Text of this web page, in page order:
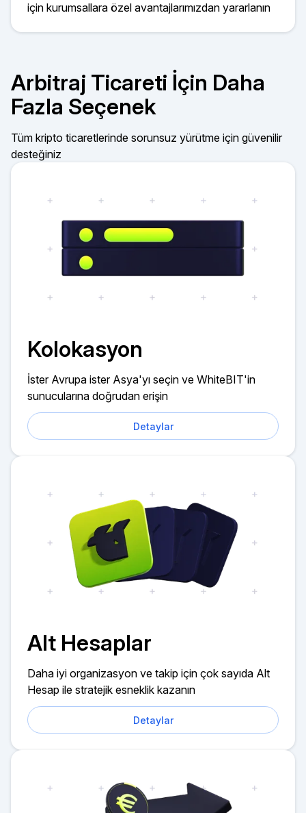
için kurumsallara özel avantajlarımızdan yararlanın
Arbitraj Ticareti İçin Daha
Fazla Seçenek
Tüm kripto ticaretlerinde sorunsuz yürütme için güvenilir
desteğiniz
Kolokasyon
İster Avrupa ister Asya'yı seçin ve WhiteBIT'in
sunucularına doğrudan erişin
Detaylar
Alt Hesaplar
Daha iyi organizasyon ve takip için çok sayıda Alt
Hesap ile stratejik esneklik kazanın
Detaylar